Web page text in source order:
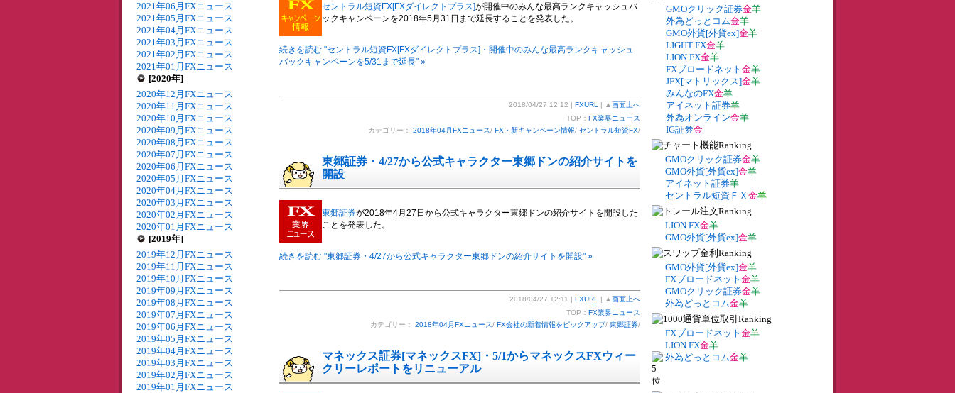
2021年06月FXニュース
2021年05月FXニュース
2021年04月FXニュース
2021年03月FXニュース
2021年02月FXニュース
2021年01月FXニュース
[2020年]
2020年12月FXニュース
2020年11月FXニュース
2020年10月FXニュース
2020年09月FXニュース
2020年08月FXニュース
2020年07月FXニュース
2020年06月FXニュース
2020年05月FXニュース
2020年04月FXニュース
2020年03月FXニュース
2020年02月FXニュース
2020年01月FXニュース
[2019年]
2019年12月FXニュース
2019年11月FXニュース
2019年10月FXニュース
2019年09月FXニュース
2019年08月FXニュース
2019年07月FXニュース
2019年06月FXニュース
2019年05月FXニュース
2019年04月FXニュース
2019年03月FXニュース
2019年02月FXニュース
2019年01月FXニュース
セントラル短資FX[FXダイレクトプラス]が開催中のみんな最高ランクキャッシュバ
ックキャンペーンを2018年5月31日まで延長することを発表した。
続きを読む "セントラル短資FX[FXダイレクトプラス]・開催中のみんな最高ランクキャッシュ
バックキャンペーンを5/31まで延長" »
2018/04/27 12:12 | FXURL | ▲ 画面上へ
TOP： FX業界ニュース
カテゴリー： 2018年04月FXニュース/ FX・新キャンペーン情報/ セントラル短資FX/
東郷証券・4/27から公式キャラクター東郷ドンの紹介サイトを
開設
東郷証券が2018年4月27日から公式キャラクター東郷ドンの紹介サイトを開設した
ことを発表した。
続きを読む "東郷証券・4/27から公式キャラクター東郷ドンの紹介サイトを開設" »
2018/04/27 12:11 | FXURL | ▲ 画面上へ
TOP： FX業界ニュース
カテゴリー： 2018年04月FXニュース/ FX会社の新着情報をピックアップ/ 東郷証券/
マネックス証券[マネックスFX]・5/1からマネックスFXウィー
クリーレポートをリニューアル
GMOクリック証券金羊
外為どっとコム金羊
GMO外貨[外貨ex]金羊
LIGHT FX金羊
LION FX金羊
FXブロードネット 金羊
JFX[マトリックス]金羊
みんなのFX金羊
アイネット証券羊
外為オンライン金羊
IG証券金
GMOクリック証券金羊
GMO外貨[外貨ex]金羊
アイネット証券羊
セントラル短資ＦＸ 金羊
LION FX金羊
GMO外貨[外貨ex]金羊
GMO外貨[外貨ex]金羊
FXブロードネット 金羊
GMOクリック証券金羊
外為どっとコム金羊
FXブロードネット 金羊
LION FX金羊
外為どっとコム金羊